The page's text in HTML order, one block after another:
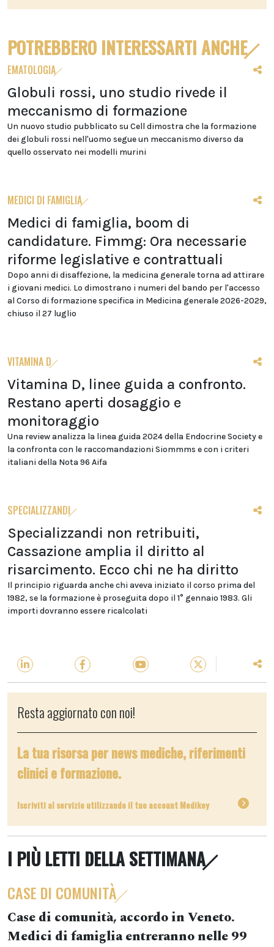
POTREBBERO INTERESSARTI ANCHE
EMATOLOGIA
Globuli rossi, uno studio rivede il
meccanismo di formazione
Un nuovo studio pubblicato su Cell dimostra che la formazione
dei globuli rossi nell'uomo segue un meccanismo diverso da
quello osservato nei modelli murini
MEDICI DI FAMIGLIA
Medici di famiglia, boom di
candidature. Fimmg: Ora necessarie
riforme legislative e contrattuali
Dopo anni di disaffezione, la medicina generale torna ad attirare
i giovani medici. Lo dimostrano i numeri del bando per l'accesso
al Corso di formazione specifica in Medicina generale 2026-2029,
chiuso il 27 luglio
VITAMINA D
Vitamina D, linee guida a confronto.
Restano aperti dosaggio e
monitoraggio
Una review analizza la linea guida 2024 della Endocrine Society e
la confronta con le raccomandazioni Siommms e con i criteri
italiani della Nota 96 Aifa
SPECIALIZZANDI
Specializzandi non retribuiti,
Cassazione amplia il diritto al
risarcimento. Ecco chi ne ha diritto
Il principio riguarda anche chi aveva iniziato il corso prima del
1982, se la formazione è proseguita dopo il 1° gennaio 1983. Gli
importi dovranno essere ricalcolati
Resta aggiornato con noi!
La tua risorsa per news mediche, riferimenti
clinici e formazione.
Iscriviti al servizio utilizzando il tuo account Medikey
I PIÙ LETTI DELLA SETTIMANA
CASE DI COMUNITÀ
Case di comunità, accordo in Veneto.
Medici di famiglia entreranno nelle 99